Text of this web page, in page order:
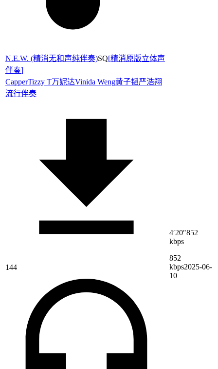
N.E.W. (精消无和声纯伴奏)SQ[精消原版立体声
伴奏]
CapperTizzy T万妮达Vinida Weng黄子韬严浩翔
流行伴奏
144
4′20″852
kbps
852
kbps2025-06-
10